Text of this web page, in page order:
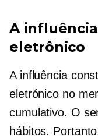
A
eletrônico
A influência
eletrónico no
cumulativo. O
hábitos.